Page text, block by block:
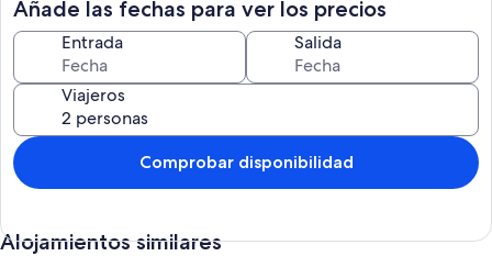
Añade las fechas para ver los precios
Entrada Salida
Viajeros
Comprobar disponibilidad
Alojamientos similares